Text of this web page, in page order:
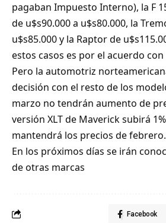
pagaban Impuesto Interno), la F
de u$s90.000 a u$s80.000, la
u$s85.000 y la Raptor de
estos casos es por el acuerdo
Pero la automotriz
decisión con el resto de los
marzo no tendrán aumento de
versión XLT de Maverick subirá
mantendrá los precios de febrero.
En los próximos días se irán
de otras marcas
Facebook